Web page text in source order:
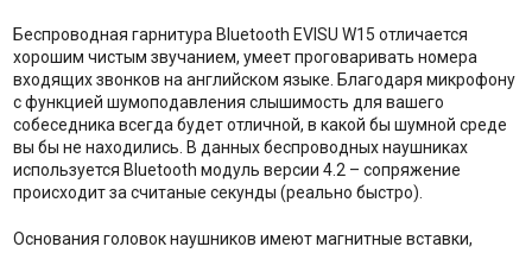
Беспроводная гарнитура Bluetooth EVISU W15 отличается
хорошим чистым звучанием, умеет проговаривать номера
входящих звонков на английском языке. Благодаря микрофону
с функцией шумоподавления слышимость для вашего
собеседника всегда будет отличной, в какой бы шумной среде
вы бы не находились. В данных беспроводных наушниках
используется Bluetooth модуль версии 4.2 – сопряжение
происходит за считаные секунды (реально быстро).
Основания головок наушников имеют магнитные вставки,